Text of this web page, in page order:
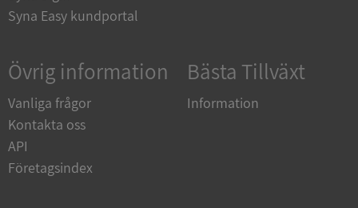
Syna Easy kundportal
Övrig information
Vanliga frågor
Kontakta oss
API
Företagsindex
Bästa Tillväxt
Information
__RequestVerificationToken